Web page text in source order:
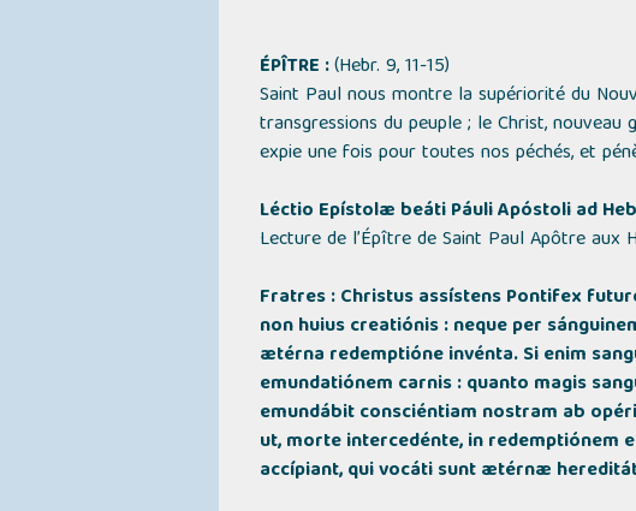
ÉPÎTRE :(Hebr. 9, 11-15)
Saint Paul nous montre la supériorité du
transgressions du peuple ; le Christ,
expie une fois pour toutes nos péchés, et
Léctio Epístolæ beáti Páuli Apóstoli ad
Lecture de l’Épître de Saint Paul Apôtre aux
Fratres : Christus assístens Pontifex
non huius creatiónis : neque per
ætérna redemptióne invénta. Si enim
emundatiónem carnis : quanto magis
emundábit consciéntiam nostram ab
ut, morte intercedénte, in
accípiant, qui vocáti sunt ætérnæ